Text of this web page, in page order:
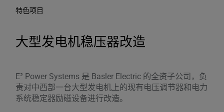
特色项目
大型发电机稳压器改造
E² Power Systems 是 Basler Electric 的全资子公司，负
责对中西部一台大型发电机上的现有电压调节器和电力
系统稳定器励磁设备进行改造。